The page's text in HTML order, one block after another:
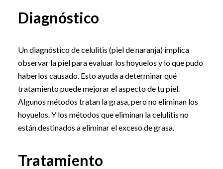
Diagnóstico
Un diagnóstico de celulitis (piel de naranja) implica
observar la piel para evaluar los hoyuelos y lo que pudo
haberlos causado. Esto ayuda a determinar qué
tratamiento puede mejorar el aspecto de tu piel.
Algunos métodos tratan la grasa, pero no eliminan los
hoyuelos. Y los métodos que eliminan la celulitis no
están destinados a eliminar el exceso de grasa.
Tratamiento